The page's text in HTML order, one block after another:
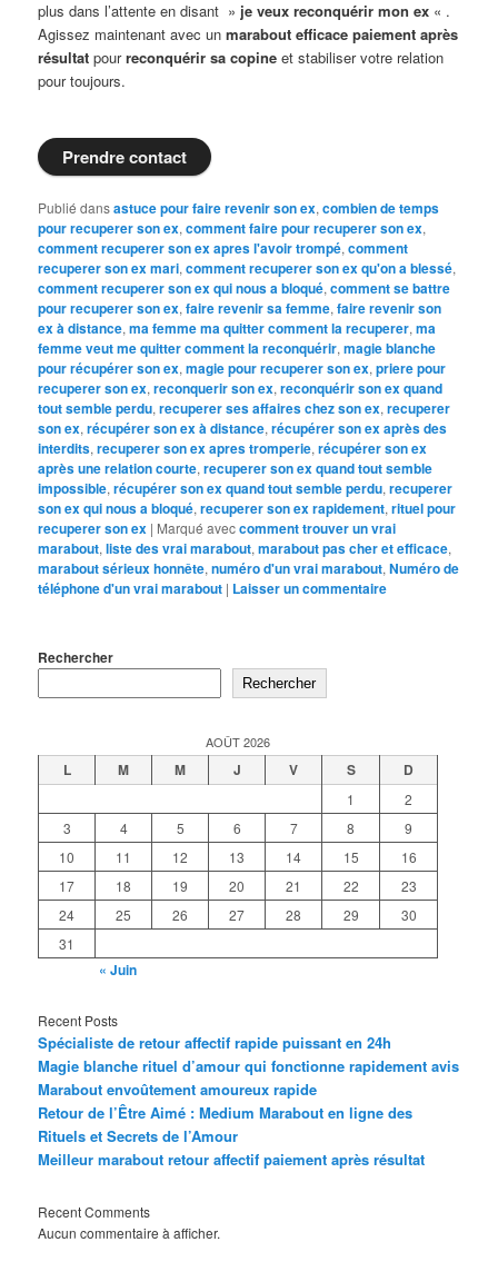
plus dans l’attente en disant » je veux reconquérir mon ex « .
Agissez maintenant avec unmarabout efficace paiement après
résultat pourreconquérir sa copine et stabiliser votre relation
pour toujours.
Prendre contact
Publié dansastuce pour faire revenir son ex,combien de temps
pour recuperer son ex,comment faire pour recuperer son ex,
comment recuperer son ex apres l'avoir trompé,comment
recuperer son ex mari,comment recuperer son ex qu'on a blessé,
comment recuperer son ex qui nous a bloqué,comment se battre
pour recuperer son ex,faire revenir sa femme,faire revenir son
ex à distance,ma femme ma quitter comment la recuperer,ma
femme veut me quitter comment la reconquérir,magie blanche
pour récupérer son ex,magie pour recuperer son ex,priere pour
recuperer son ex,reconquerir son ex,reconquérir son ex quand
tout semble perdu,recuperer ses affaires chez son ex,recuperer
son ex,récupérer son ex à distance,récupérer son ex après des
interdits,recuperer son ex apres tromperie,récupérer son ex
après une relation courte,recuperer son ex quand tout semble
impossible,récupérer son ex quand tout semble perdu,recuperer
son ex qui nous a bloqué,recuperer son ex rapidement,rituel pour
recuperer son ex | Marqué aveccomment trouver un vrai
marabout,liste des vrai marabout,marabout pas cher et efficace,
marabout sérieux honnête,numéro d'un vrai marabout,Numéro de
téléphone d'un vrai marabout | Laisser un commentaire
Rechercher
Rechercher
AOÛT 2026
L M M J V S D
1
2
3
4 5 6 7 8
9
10
11 12 13 14 15
16
17
18 19 20 21 22
23
24
25 26 27 28 29
30
31
« Juin
Recent Posts
Spécialiste de retour affectif rapide puissant en 24h
Magie blanche rituel d’amour qui fonctionne rapidement avis
Marabout envoûtement amoureux rapide
Retour de l’Être Aimé : Medium Marabout en ligne des
Rituels et Secrets de l’Amour
Meilleur marabout retour affectif paiement après résultat
Recent Comments
Aucun commentaire à afficher.